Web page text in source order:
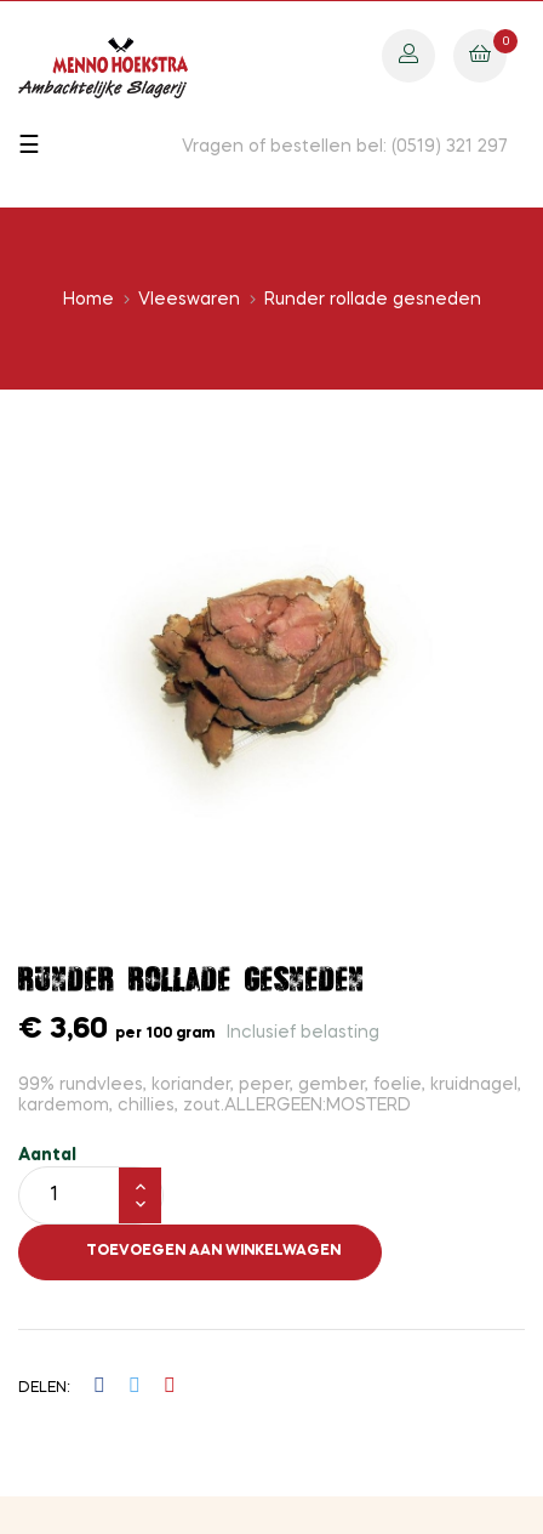
0
Toggle
☰ Vragen of bestellen bel: (0519) 321 297
Home Vleeswaren Runder rollade gesneden
Runder rollade gesneden
€ 3,60 per 100 gram Inclusief belasting
99% rundvlees, koriander, peper, gember, foelie, kruidnagel,
kardemom, chillies, zout.ALLERGEEN:MOSTERD
Aantal
TOEVOEGEN AAN WINKELWAGEN
DELEN